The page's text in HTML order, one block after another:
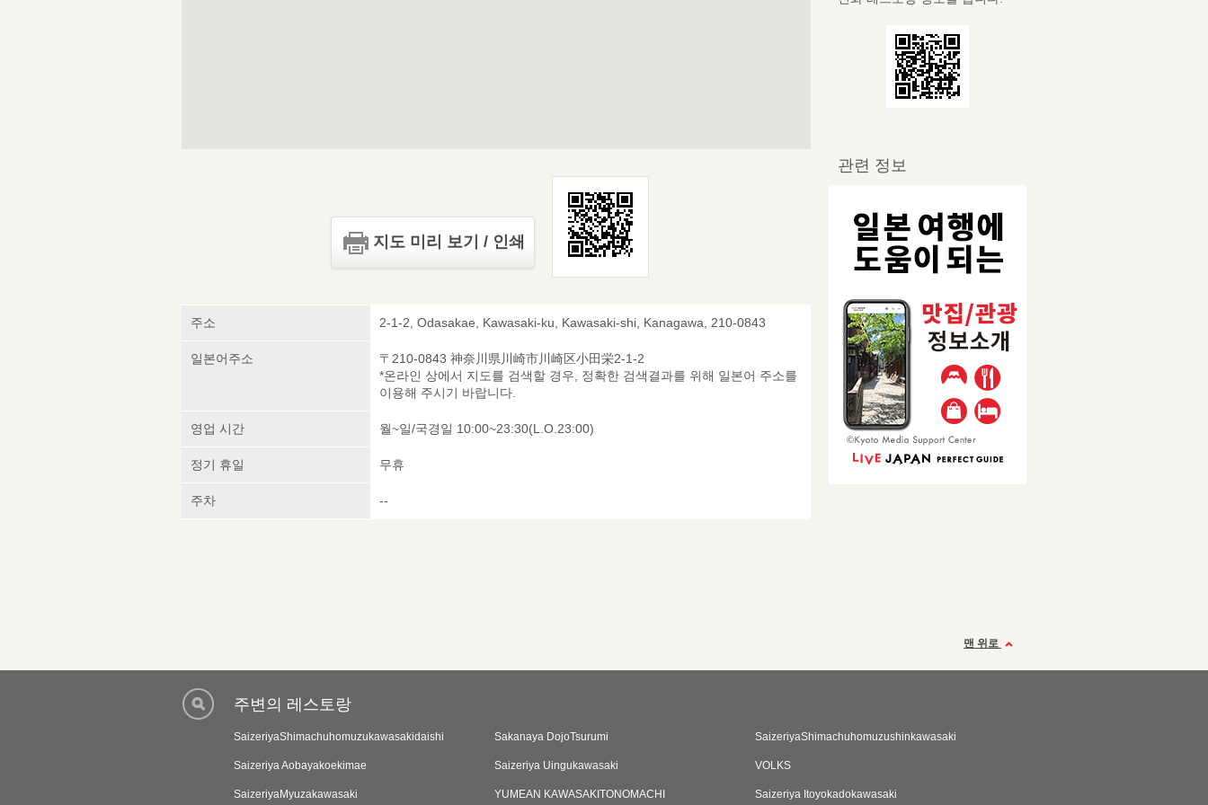
지도 미리 보기 / 인쇄
주소 2-1-2, Odasakae, Kawasaki-ku, Kawasaki-shi, Kanagawa, 210-0843
일본어주소
〒210-0843 神奈川県川崎市川崎区小田栄2-1-2
*온라인 상에서 지도를 검색할 경우, 정확한 검색결과를 위해 일본어 주소를
이용해 주시기 바랍니다.
영업 시간 월~일/국경일 10:00~23:30(L.O.23:00)
정기 휴일 무휴
주차 --
관련 정보
맨 위로
주변의 레스토랑
SaizeriyaShimachuhomuzukawasakidaishi Sakanaya DojoTsurumi SaizeriyaShimachuhomuzushinkawasaki
Saizeriya Aobayakoekimae Saizeriya Uingukawasaki VOLKS
SaizeriyaMyuzakawasaki YUMEAN KAWASAKITONOMACHI Saizeriya Itoyokadokawasaki